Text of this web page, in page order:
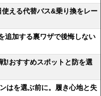
える代替バス&乗り換をレー
追加する裏ワザで後悔しない
!おすすめスポットと防を選
はを選ぶ前に。履き心地と失